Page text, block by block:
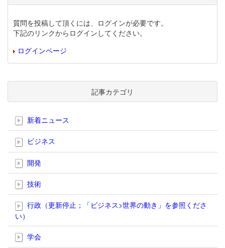
質問を投稿して頂くには、ログインが必要です。
下記のリンクからログインしてください。
ログインページ
記事カテゴリ
新着ニュース
ビジネス
開発
技術
行政（更新停止；「ビジネス>世界の動き」を参照くださ
い）
学会